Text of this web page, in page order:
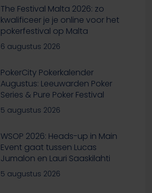
The Festival Malta 2026: zo
kwalificeer je je online voor het
pokerfestival op Malta
6 augustus 2026
PokerCity Pokerkalender
Augustus: Leeuwarden Poker
Series & Pure Poker Festival
5 augustus 2026
WSOP 2026: Heads-up in Main
Event gaat tussen Lucas
Jumalon en Lauri Saaskilahti
5 augustus 2026